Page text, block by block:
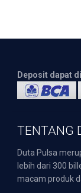
Deposit dapat
TENTANG
Duta Pulsa
lebih dari 300
macam produk